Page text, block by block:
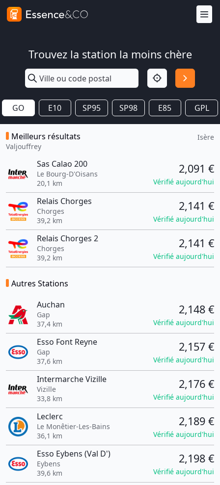
Trouvez la station la moins chère
GO E10 SP95 SP98 E85 GPL
Meilleurs résultats
Valjouffrey
Isère
Sas Calao 200
Le Bourg-D'Oisans
20,1 km
2,091 €
Vérifié aujourd'hui
Relais Chorges
Chorges
39,2 km
2,141 €
Vérifié aujourd'hui
Relais Chorges 2
Chorges
39,2 km
2,141 €
Vérifié aujourd'hui
Autres Stations
Auchan
Gap
37,4 km
2,148 €
Vérifié aujourd'hui
Esso Font Reyne
Gap
37,6 km
2,157 €
Vérifié aujourd'hui
Intermarche Vizille
Vizille
33,8 km
2,176 €
Vérifié aujourd'hui
Leclerc
Le Monêtier-Les-Bains
36,1 km
2,189 €
Vérifié aujourd'hui
Esso Eybens (Val D')
Eybens
39,6 km
2,198 €
Vérifié aujourd'hui